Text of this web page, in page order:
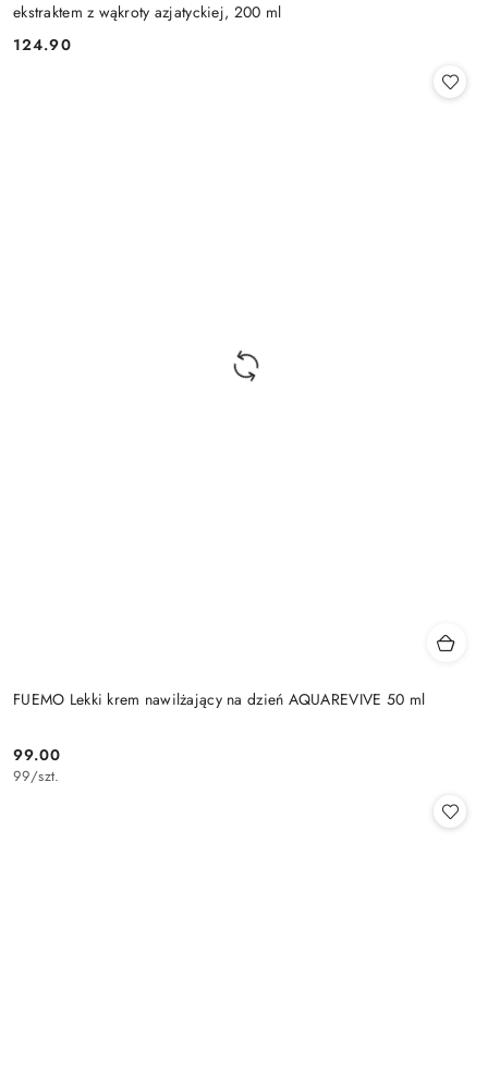
ekstraktem z wąkroty azjatyckiej, 200 ml
Cena:
124.90
FUEMO Lekki krem nawilżający na dzień AQUAREVIVE 50 ml
Cena:
99.00
99/szt.